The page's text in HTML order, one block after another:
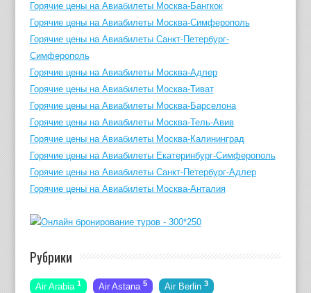
Горячие цены на Авиабилеты Москва-Бангкок
Горячие цены на Авиабилеты Москва-Симферополь
Горячие цены на Авиабилеты Санкт-Петербург-
Симферополь
Горячие цены на Авиабилеты Москва-Адлер
Горячие цены на Авиабилеты Москва-Тиват
Горячие цены на Авиабилеты Москва-Барселона
Горячие цены на Авиабилеты Москва-Тель-Авив
Горячие цены на Авиабилеты Москва-Калининград
Горячие цены на Авиабилеты Екатеринбург-Симферополь
Горячие цены на Авиабилеты Санкт-Петербург-Адлер
Горячие цены на Авиабилеты Москва-Анталия
Рубрики
Air Arabia 1 Air Astana 5 Air Berlin 3